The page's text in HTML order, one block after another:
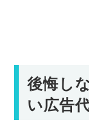
後悔し
い広告